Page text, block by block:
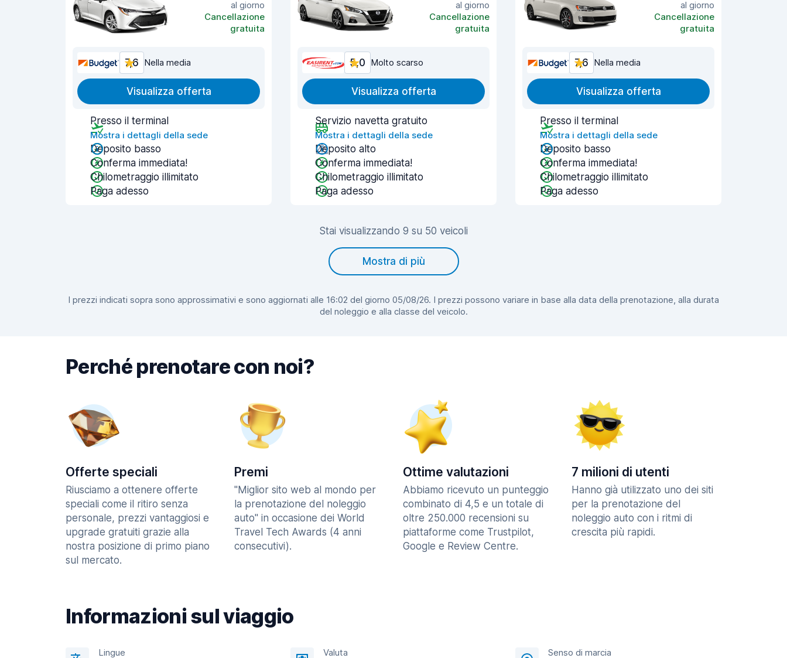
al giorno
Cancellazione
gratuita
7,6 Nella media
Visualizza offerta
Presso il terminal
Mostra i dettagli della sede
Deposito basso
Conferma immediata!
Chilometraggio illimitato
Paga adesso
al giorno
Cancellazione
gratuita
5,0 Molto scarso
Visualizza offerta
Servizio navetta gratuito
Mostra i dettagli della sede
Deposito alto
Conferma immediata!
Chilometraggio illimitato
Paga adesso
al giorno
Cancellazione
gratuita
7,6 Nella media
Visualizza offerta
Presso il terminal
Mostra i dettagli della sede
Deposito basso
Conferma immediata!
Chilometraggio illimitato
Paga adesso
Stai visualizzando 9 su 50 veicoli
Mostra di più
I prezzi indicati sopra sono approssimativi e sono aggiornati alle 16:02 del giorno 05/08/26. I prezzi possono variare in base alla data della prenotazione, alla durata
del noleggio e alla classe del veicolo.
Perché prenotare con noi?
Offerte speciali
Riusciamo a ottenere offerte
speciali come il ritiro senza
personale, prezzi vantaggiosi e
upgrade gratuiti grazie alla
nostra posizione di primo piano
sul mercato.
Premi
"Miglior sito web al mondo per
la prenotazione del noleggio
auto" in occasione dei World
Travel Tech Awards (4 anni
consecutivi).
Ottime valutazioni
Abbiamo ricevuto un punteggio
combinato di 4,5 e un totale di
oltre 250.000 recensioni su
piattaforme come Trustpilot,
Google e Review Centre.
7 milioni di utenti
Hanno già utilizzato uno dei siti
per la prenotazione del
noleggio auto con i ritmi di
crescita più rapidi.
Informazioni sul viaggio
Lingue Valuta Senso di marcia